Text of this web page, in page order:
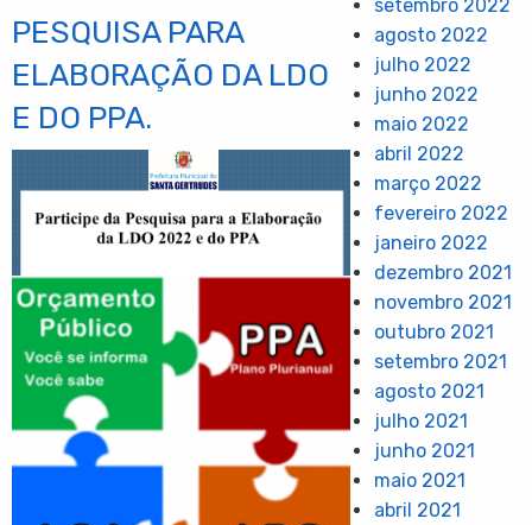
PESQUISA PARA
ELABORAÇÃO DA LDO
E DO PPA.
setembro 2022
agosto 2022
julho 2022
junho 2022
maio 2022
abril 2022
março 2022
fevereiro 2022
janeiro 2022
dezembro 2021
novembro 2021
outubro 2021
setembro 2021
agosto 2021
julho 2021
junho 2021
maio 2021
abril 2021